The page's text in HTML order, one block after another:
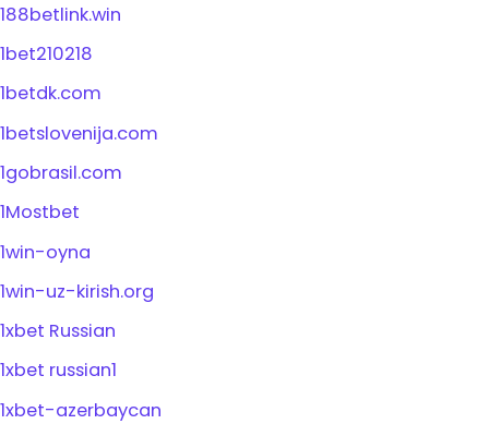
188betlink.win
1bet210218
1betdk.com
1betslovenija.com
1gobrasil.com
1Mostbet
1win-oyna
1win-uz-kirish.org
1xbet Russian
1xbet russian1
1xbet-azerbaycan